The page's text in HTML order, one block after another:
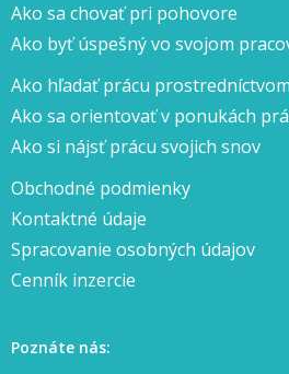
Ako sa chovať pri pohovore
Ako byť úspešný vo svojom
Ako hľadať prácu
Ako sa orientovať v ponukách
Ako si nájsť prácu svojich snov
Obchodné podmienky
Kontaktné údaje
Spracovanie osobných údajov
Cenník inzercie
Poznáte nás: